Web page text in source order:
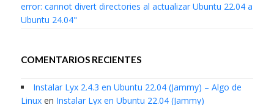
error: cannot divert directories al actualizar Ubuntu 22.04 a
Ubuntu 24.04"
COMENTARIOS RECIENTES
Instalar Lyx 2.4.3 en Ubuntu 22.04 (Jammy) – Algo de
Linuxen Instalar Lyx en Ubuntu 22.04 (Jammy)